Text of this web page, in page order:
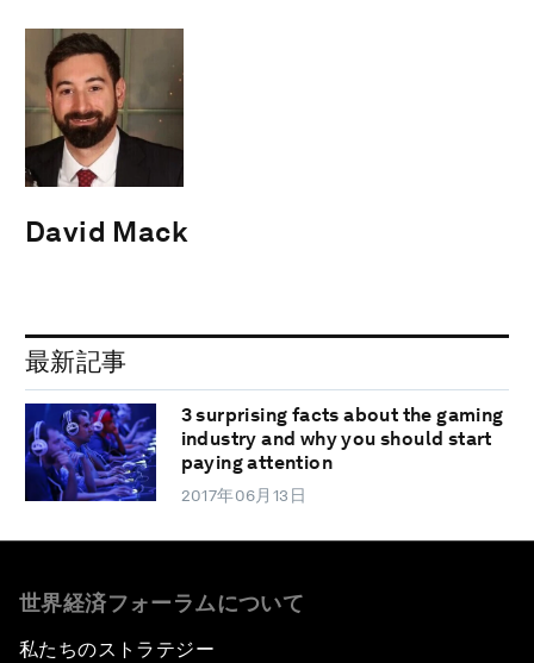
David Mack
最新記事
3 surprising facts about the gaming
industry and why you should start
paying attention
2017年06月13日
世界経済フォーラムについて
私たちのストラテジー